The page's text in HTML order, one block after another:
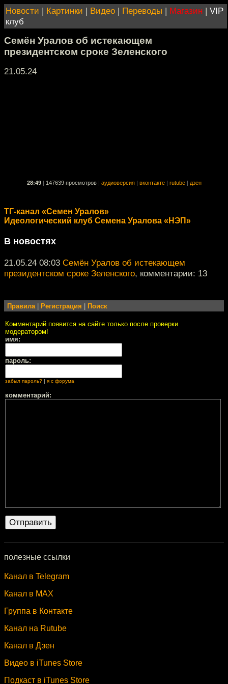
Новости | Картинки | Видео | Переводы | Магазин | VIP
клуб
Семён Уралов об истекающем
президентском сроке Зеленского
21.05.24
28:49 147639 просмотров аудиоверсия вконтакте rutube дзен
ТГ-канал «Семен Уралов»
Идеологический клуб Семена Уралова «НЭП»
В новостях
21.05.24 08:03 Семён Уралов об истекающем
президентском сроке Зеленского, комментарии: 13
Правила| Регистрация Поиск
Комментарий появится на сайте только после проверки
модератором!
имя:
пароль:
забыл пароль? я с форума
комментарий:
полезные ссылки
Канал в Telegram
Канал в MAX
Группа в Контакте
Канал на Rutube
Канал в Дзен
Видео в iTunes Store
Подкаст в iTunes Store